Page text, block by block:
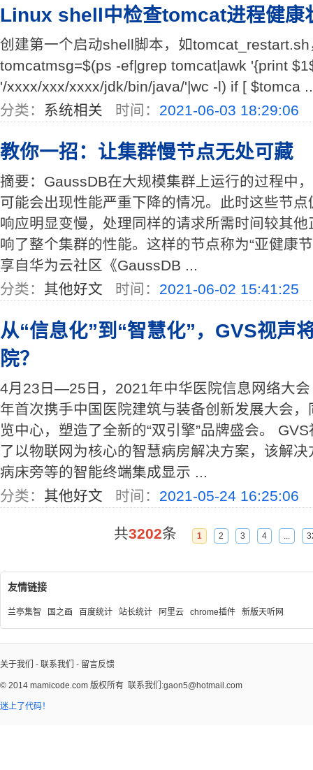
Linux shell中检查tomcat进程健康
创建第一个启动shell脚本，如
tomcatmsg=$(ps -ef|grep tomcat|awk '{print
'/xxxx/xxx/xxxx/jdk/bin/java/'|wc -l) if [ $tomca
分类： 系统相关 时间： 2021-06-03 18:29:06
教你一招：让集群慢节点无处可藏
摘要：GaussDB在大规模集群上运行的过程中
可能会出现性能严重下降的情况。此时这些节
响应明显变慢，处理同样的请求所需时间较其
响了整个集群的性能。这样的节点称为“亚健康
享自华为云社区《GaussDB ...
分类： 其他好文 时间： 2021-06-02 15:41:25
从“信息化”到“智慧化”，GVS视声
院？
4月23日—25日，2021年中华医院信息网络大
年首次携手中国医院建筑与装备创新发展大会
览中心，塑造了全新的“双引擎”品牌盛会。
了以物联网为核心的智慧病房解决方案，该解
病床旁等的智能终端集成显示 ...
分类： 其他好文 时间： 2021-05-24 16:25:06
共3202条 1 2 3 4 ...
友情链接
兰亭集智 国之画 百度统计 站长统计 阿里云 chrome插件 新版天听网
关于我们 - 联系我们 - 留言反馈
© 2014 mamicode.com 版权所有 联系我们:gaon5@hotmail.com
迷上了代码！